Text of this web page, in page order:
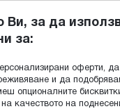
Търсене
ПОПИТАЙ
ХРАНИТЕЛНИ ДОБАВКИ
Ви, за да
за:
оферти, да
и да
опционалните
качеството на